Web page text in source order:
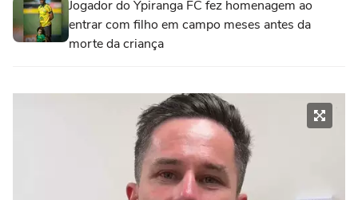
Jogador do Ypiranga FC fez homenagem ao
entrar com filho em campo meses antes da
morte da criança